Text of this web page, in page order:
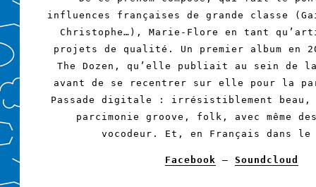
influences françaises de grande classe
Christophe…), Marie-Flore en tant
projets de qualité. Un premier album en
The Dozen, qu’elle publiait au sein de
avant de se recentrer sur elle pour la
Passade digitale : irrésistiblement beau,
parcimonie groove, folk, avec même
vocodeur. Et, en Français dans
Facebook – Soundcloud